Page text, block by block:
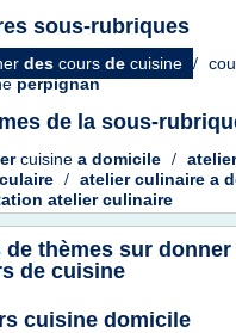
sous-rubriques
des cours de cuisine /
perpignan
de la sous-
cuisine a domicile /
/ atelier culinaire a
atelier culinaire
de thèmes sur donner
de cuisine
cuisine domicile